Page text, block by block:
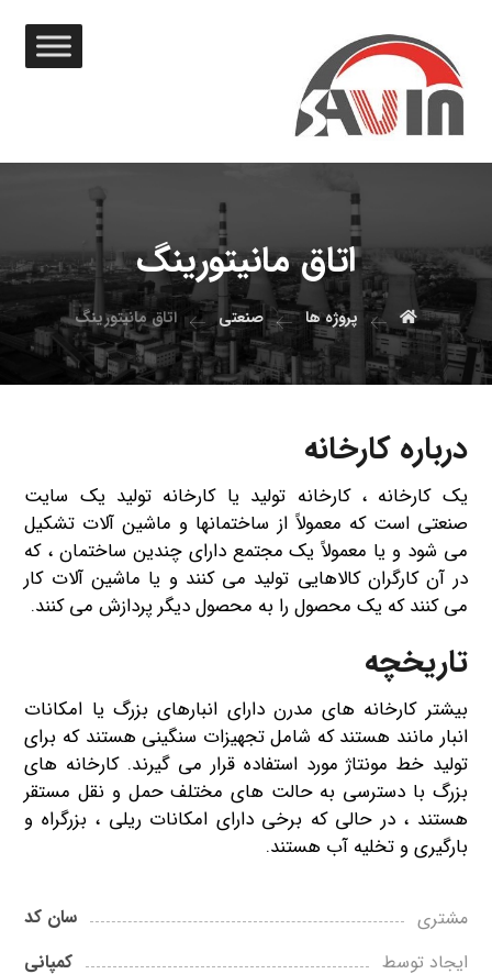
اتاق مانیتورینگ
پروژه ها صنعتی اتاق مانیتورینگ
درباره کارخانه
یک کارخانه ، کارخانه تولید یا کارخانه تولید یک سایت
صنعتی است که معمولاً از ساختمانها و ماشین آلات تشکیل
می شود و یا معمولاً یک مجتمع دارای چندین ساختمان ، که
در آن کارگران کالاهایی تولید می کنند و یا ماشین آلات کار
می کنند که یک محصول را به محصول دیگر پردازش می کنند.
تاریخچه
بیشتر کارخانه های مدرن دارای انبارهای بزرگ یا امکانات
انبار مانند هستند که شامل تجهیزات سنگینی هستند که برای
تولید خط مونتاژ مورد استفاده قرار می گیرند. کارخانه های
بزرگ با دسترسی به حالت های مختلف حمل و نقل مستقر
هستند ، در حالی که برخی دارای امکانات ریلی ، بزرگراه و
بارگیری و تخلیه آب هستند.
مشتری
سان کد
ایجاد توسط
کمپانی